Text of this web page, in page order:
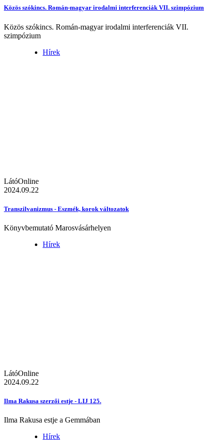
Közös szókincs. Román-magyar irodalmi interferenciák VII. szimpózium
Közös szókincs. Román-magyar irodalmi interferenciák VII.
szimpózium
Hírek
LátóOnline
2024.09.22
Transzilvanizmus - Eszmék, korok változatok
Könyvbemutató Marosvásárhelyen
Hírek
LátóOnline
2024.09.22
Ilma Rakusa szerzői estje - LIJ 125.
Ilma Rakusa estje a Gemmában
Hírek